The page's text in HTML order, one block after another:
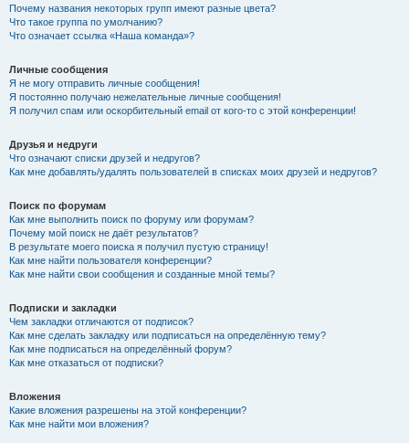
Почему названия некоторых групп имеют разные цвета?
Что такое группа по умолчанию?
Что означает ссылка «Наша команда»?
Личные сообщения
Я не могу отправить личные сообщения!
Я постоянно получаю нежелательные личные сообщения!
Я получил спам или оскорбительный email от кого-то с этой конференции!
Друзья и недруги
Что означают списки друзей и недругов?
Как мне добавлять/удалять пользователей в списках моих друзей и недругов?
Поиск по форумам
Как мне выполнить поиск по форуму или форумам?
Почему мой поиск не даёт результатов?
В результате моего поиска я получил пустую страницу!
Как мне найти пользователя конференции?
Как мне найти свои сообщения и созданные мной темы?
Подписки и закладки
Чем закладки отличаются от подписок?
Как мне сделать закладку или подписаться на определённую тему?
Как мне подписаться на определённый форум?
Как мне отказаться от подписки?
Вложения
Какие вложения разрешены на этой конференции?
Как мне найти мои вложения?